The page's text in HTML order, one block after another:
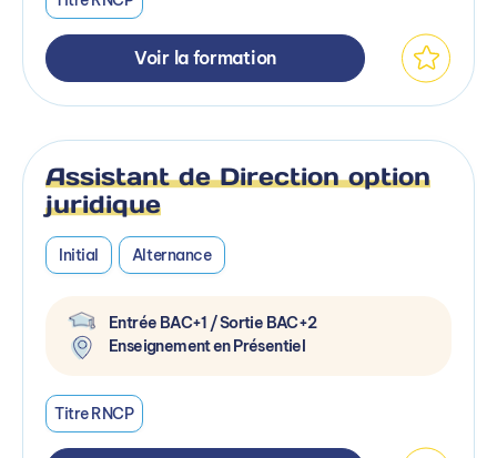
Voir la formation
Assistant de Direction option
juridique
Initial Alternance
Entrée BAC+1 / Sortie BAC+2
Enseignement en Présentiel
Titre RNCP